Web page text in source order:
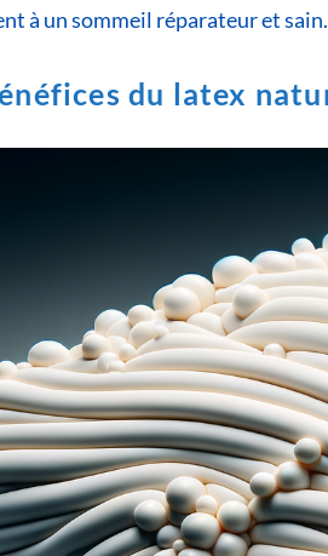
à un sommeil réparateur et
du latex